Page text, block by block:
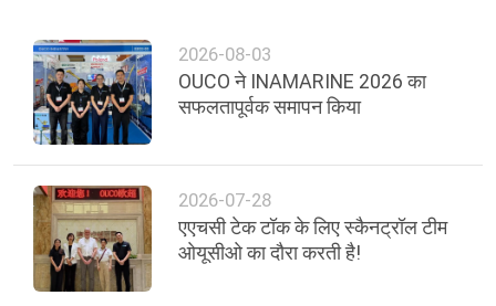
2026-08-03
OUCO ने INAMARINE 2026 का
सफलतापूर्वक समापन किया
2026-07-28
एएचसी टेक टॉक के लिए स्कैनट्रॉल टीम
ओयूसीओ का दौरा करती है!